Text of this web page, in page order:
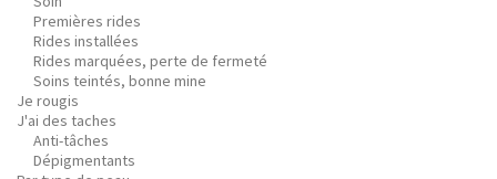
Premières rides
Rides installées
Rides marquées, perte de fermeté
Soins teintés, bonne mine
Je rougis
J'ai des taches
Anti-tâches
Dépigmentants